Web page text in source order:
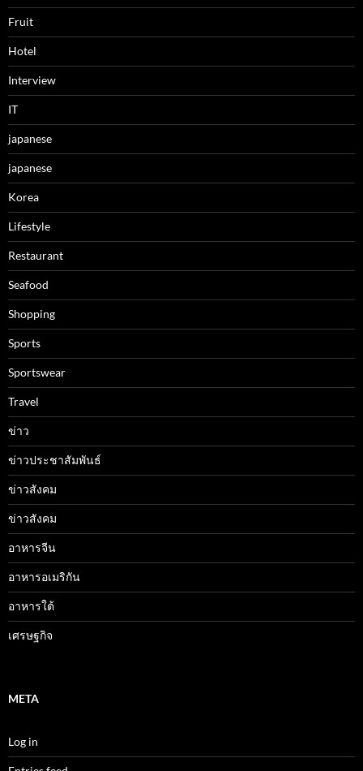
Fruit
Hotel
Interview
IT
japanese
japanese
Korea
Lifestyle
Restaurant
Seafood
Shopping
Sports
Sportswear
Travel
ข่าว
ข่าวประชาสัมพันธ์
ข่าวสังคม
ข่าวสังคม
อาหารจีน
อาหารอเมริกัน
อาหารใต้
เศรษฐกิจ
META
Log in